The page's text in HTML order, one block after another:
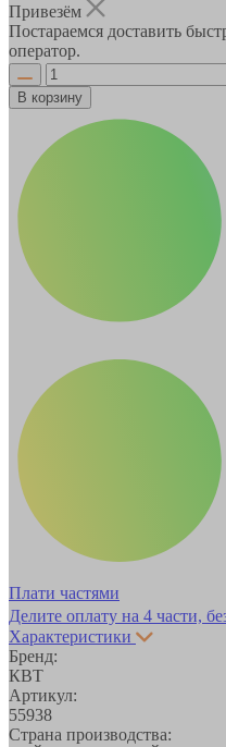
Привезём
Постараемся доставить
оператор.
В корзину
Плати частями
Делите оплату на 4 части,
Характеристики
Бренд:
КВТ
Артикул:
55938
Страна производства: